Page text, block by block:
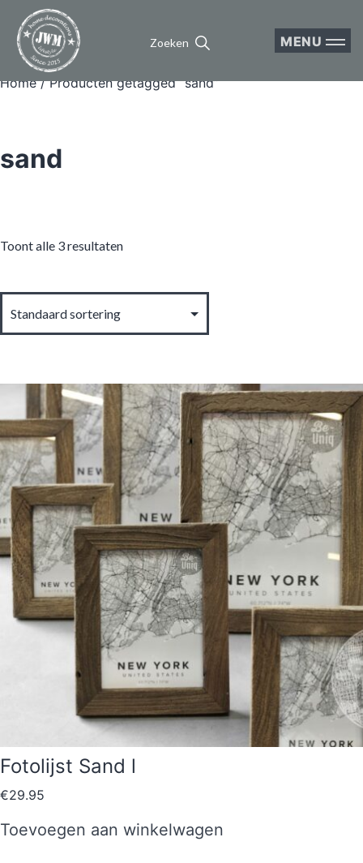
Zoeken MENU
Home/ Producten getagged “sand”
sand
Toont alle 3 resultaten
Fotolijst Sand l
€29.95
Toevoegen aan winkelwagen